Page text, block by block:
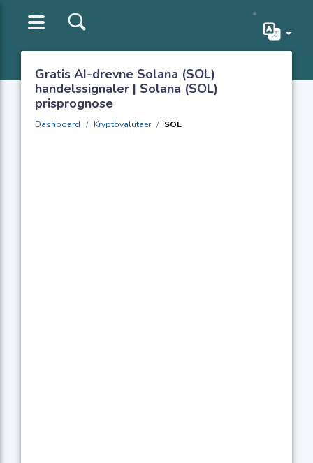
Gratis AI-drevne Solana (SOL)
handelssignaler | Solana (SOL)
prisprognose
Dashboard Kryptovalutaer SOL